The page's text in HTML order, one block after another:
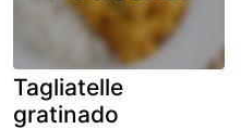
Tagliatelle
gratinado